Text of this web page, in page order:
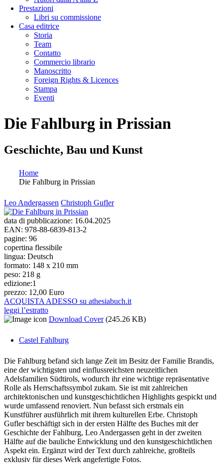
Prestazioni
Libri su commissione
Casa editrice
Storia
Team
Contatto
Commercio librario
Manoscritto
Foreign Rights & Licences
Stampa
Eventi
Die Fahlburg in Prissian
Geschichte, Bau und Kunst
Tu sei qui
Home
Die Fahlburg in Prissian
Leo Andergassen Christoph Gufler
data di pubblicazione: 16.04.2025
EAN: 978-88-6839-813-2
pagine: 96
copertina flessibile
lingua: Deutsch
formato: 148 x 210 mm
peso: 218 g
edizione:1
prezzo: 12,00 Euro
ACQUISTA ADESSO su athesiabuch.it
leggi l’estratto
Download Cover (245.26 KB)
Castel Fahlburg
Die Fahlburg befand sich lange Zeit im Besitz der Familie Brandis,
eine der wichtigsten und einflussreichsten neuzeitlichen
Adelsfamilien Südtirols, wodurch ihr eine wichtige repräsentative
Rolle als Herrschaftssymbol zukam. Sie ist mit zahlreichen
architektonischen und kunstgeschichtlichen Highlights gespickt und
wurde umfassend renoviert. Nun befasst sich erstmals ein
Kunstführer ausführlich mit ihrem kulturellen Erbe. Christoph
Gufler beschäftigt sich in der ersten Hälfte des Buches mit der
Geschichte der Fahlburg, Leo Andergassen geht in der zweiten
Hälfte auf die bauliche Entwicklung und den kunstgeschichtlichen
Aspekt ein. Ergänzt wird der Text durch zahlreiche, großteils
exklusiv für dieses Werk angefertigte Fotos.